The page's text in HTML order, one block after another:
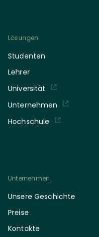
Lösungen
Studenten
Lehrer
Universität
Unternehmen
Hochschule
Unternehmen
Unsere Geschichte
Preise
Kontakte